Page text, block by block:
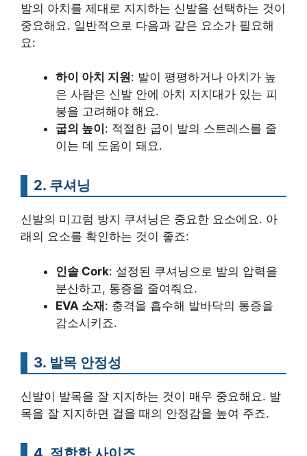
발의 아치를 제대로 지지하는 신발을 선택하는 것이
중요해요. 일반적으로 다음과 같은 요소가 필요해
요:
하이 아치 지원: 발이 평평하거나 아치가 높
은 사람은 신발 안에 아치 지지대가 있는 피
붕을 고려해야 해요.
굽의 높이 : 적절한 굽이 발의 스트레스를 줄
이는 데 도움이 돼요.
2. 쿠셔닝
신발의 미끄럼 방지 쿠셔닝은 중요한 요소에요. 아
래의 요소를 확인하는 것이 좋죠:
인솔 Cork: 설정된 쿠셔닝으로 발의 압력을
분산하고, 통증을 줄여줘요.
EVA 소재: 충격을 흡수해 발바닥의 통증을
감소시키죠.
3. 발목 안정성
신발이 발목을 잘 지지하는 것이 매우 중요해요. 발
목을 잘 지지하면 걸을 때의 안정감을 높여 주죠.